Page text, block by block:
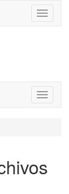
Toggle